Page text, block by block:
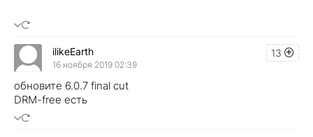
13
ilikeEarth
16 ноября 2019 02:39
обновите 6.0.7 final cut
DRM-free есть